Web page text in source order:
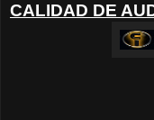
CALIDAD DE